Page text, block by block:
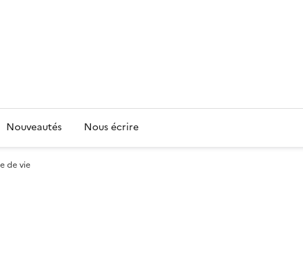
Nouveautés Nous écrire
de vie